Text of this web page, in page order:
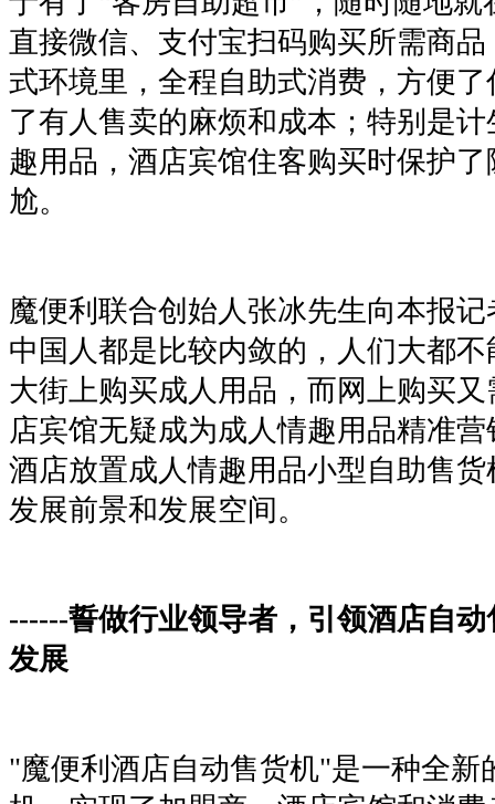
直接微信、支付宝扫码购买所需商
式环境里，全程自助式消费，方便
了有人售卖的麻烦和成本；特别是
趣用品，酒店宾馆住客购买时保护
尬。
魔便利联合创始人张冰先生向本报
中国人都是比较内敛的，人们大都
大街上购买成人用品，而网上购买
店宾馆无疑成为成人情趣用品精准
酒店放置成人情趣用品小型自助售
发展前景和发展空间。
------誓做行业领导者，引领酒店自
发展
"魔便利酒店自动售货机"是一种全新